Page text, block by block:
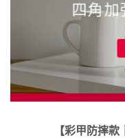
四角加
【彩甲防摔款